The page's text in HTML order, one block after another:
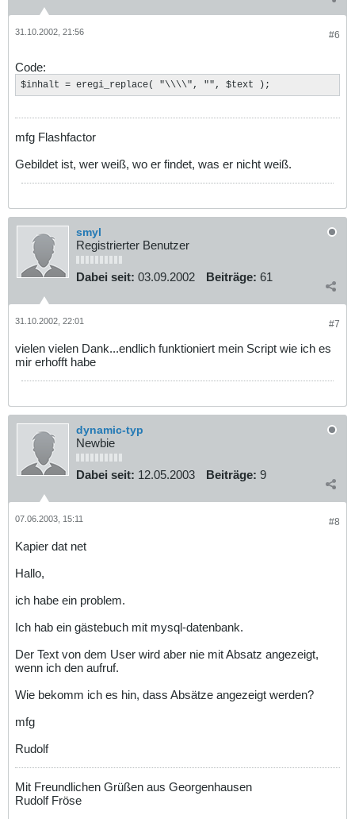
#6
31.10.2002, 21:56
Code:
$inhalt = eregi_replace( "\\\\", "", $text );
mfg Flashfactor
Gebildet ist, wer weiß, wo er findet, was er nicht weiß.
smyl
Registrierter Benutzer
Dabei seit: 03.09.2002 Beiträge: 61
#7
31.10.2002, 22:01
vielen vielen Dank...endlich funktioniert mein Script wie ich es
mir erhofft habe
dynamic-typ
Newbie
Dabei seit: 12.05.2003 Beiträge: 9
#8
07.06.2003, 15:11
Kapier dat net
Hallo,
ich habe ein problem.
Ich hab ein gästebuch mit mysql-datenbank.
Der Text von dem User wird aber nie mit Absatz angezeigt,
wenn ich den aufruf.
Wie bekomm ich es hin, dass Absätze angezeigt werden?
mfg
Rudolf
Mit Freundlichen Grüßen aus Georgenhausen
Rudolf Fröse